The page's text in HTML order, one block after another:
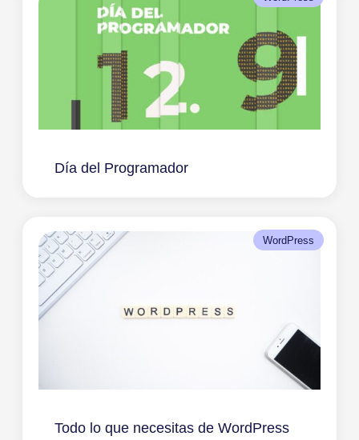
Día del Programador
WordPress
Todo lo que necesitas de WordPress